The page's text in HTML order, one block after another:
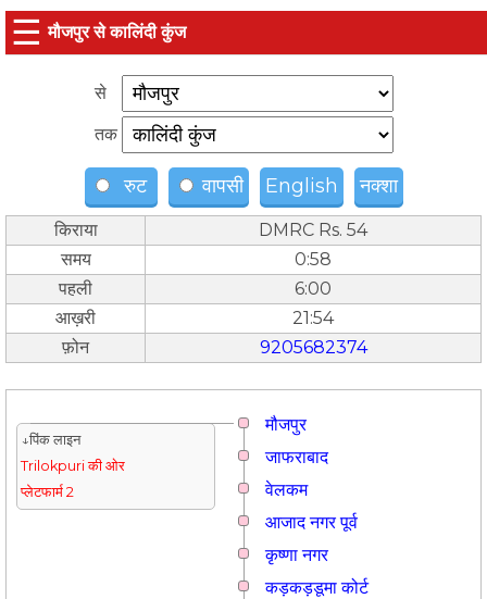
☰ मौजपुर से कालिंदी कुंज
से
तक
रुट वापसी English नक्शा
किराया
DMRC Rs. 54
समय
0:58
पहली
6:00
आख़री
21:54
फ़ोन
9205682374
मौजपुर
↓पिंक लाइन
Trilokpuri की ओर
प्लेटफार्म 2
जाफराबाद
वेलकम
आजाद नगर पूर्व
कृष्णा नगर
कड़कड़डूमा कोर्ट